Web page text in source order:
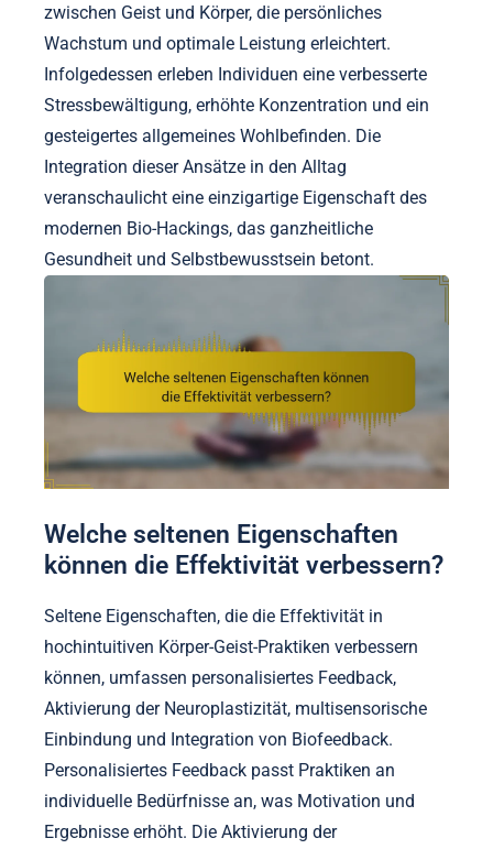
zwischen Geist und Körper, die persönliches
Wachstum und optimale Leistung erleichtert.
Infolgedessen erleben Individuen eine verbesserte
Stressbewältigung, erhöhte Konzentration und ein
gesteigertes allgemeines Wohlbefinden. Die
Integration dieser Ansätze in den Alltag
veranschaulicht eine einzigartige Eigenschaft des
modernen Bio-Hackings, das ganzheitliche
Gesundheit und Selbstbewusstsein betont.
Welche seltenen Eigenschaften
können die Effektivität verbessern?
Seltene Eigenschaften, die die Effektivität in
hochintuitiven Körper-Geist-Praktiken verbessern
können, umfassen personalisiertes Feedback,
Aktivierung der Neuroplastizität, multisensorische
Einbindung und Integration von Biofeedback.
Personalisiertes Feedback passt Praktiken an
individuelle Bedürfnisse an, was Motivation und
Ergebnisse erhöht. Die Aktivierung der